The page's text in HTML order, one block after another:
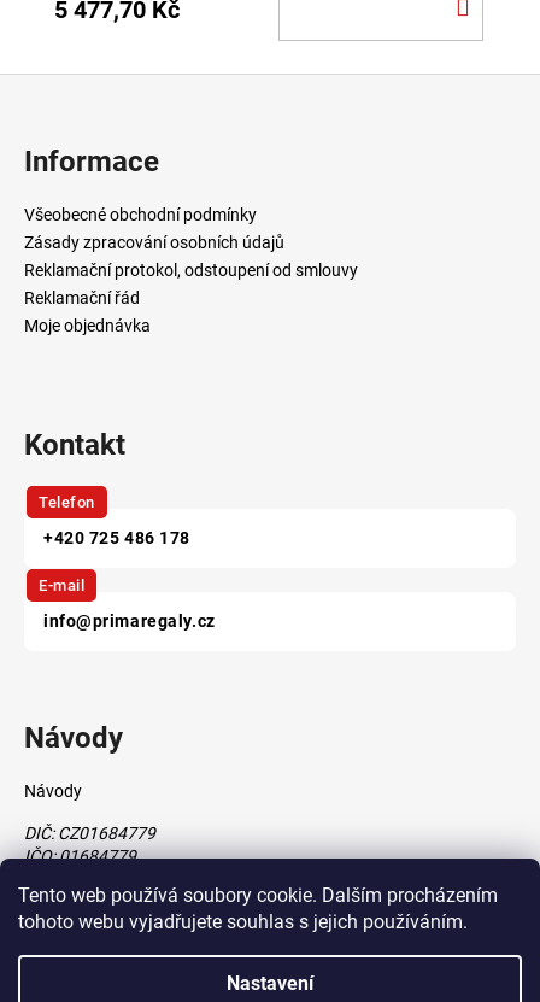
Tento web používá soubory cookie. Dalším procházením
tohoto webu vyjadřujete souhlas s jejich používáním.
Nastavení
5 477,70 Kč
Informace
Všeobecné obchodní podmínky
Zásady zpracování osobních údajů
Reklamační protokol, odstoupení od smlouvy
Reklamační řád
Moje objednávka
Kontakt
Telefon
+420 725 486 178
E-mail
info@primaregaly.cz
Návody
Návody
DIČ: CZ01684779
IČO: 01684779
Vytvořil Shoptet
vytvořilŠtefan Mazáň